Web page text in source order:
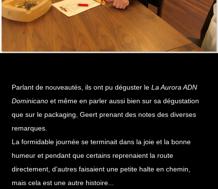
Parlant de nouveautés, ils ont pu déguster le La Aurora ADN
Dominicano et même en parler aussi bien sur sa dégustation
que sur le packaging, Geert prenant des notes des diverses
remarques.
La formidable journée se terminait dans la joie et la bonne
humeur et pendant que certains reprenaient la route
directement, d’autres faisaient une petite halte en chemin,
mais cela est une autre histoire...